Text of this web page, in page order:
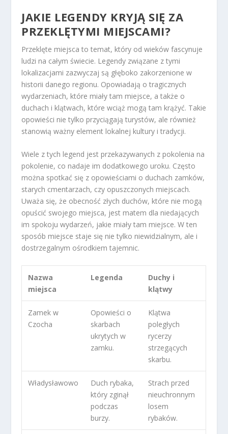
JAKIE LEGENDY KRYJĄ SIĘ ZA
PRZEKLĘTYMI MIEJSCAMI?
Przeklęte miejsca to temat, który od wieków fascynuje
ludzi na całym świecie. Legendy związane z tymi
lokalizacjami zazwyczaj są głęboko zakorzenione w
historii danego regionu. Opowiadają o tragicznych
wydarzeniach, które miały tam miejsce, a także o
duchach i klątwach, które wciąż mogą tam krążyć. Takie
opowieści nie tylko przyciągają turystów, ale również
stanowią ważny element lokalnej kultury i tradycji.
Wiele z tych legend jest przekazywanych z pokolenia na
pokolenie, co nadaje im dodatkowego uroku. Często
można spotkać się z opowieściami o duchach zamków,
starych cmentarzach, czy opuszczonych miejscach.
Uważa się, że obecność złych duchów, które nie mogą
opuścić swojego miejsca, jest matem dla niedających
im spokoju wydarzeń, jakie miały tam miejsce. W ten
sposób miejsce staje się nie tylko niewidzialnym, ale i
dostrzegalnym ośrodkiem tajemnic.
Nazwa
miejsca
Legenda
Duchy i
klątwy
Zamek w
Czocha
Opowieści o
skarbach
ukrytych w
zamku.
Klątwa
poległych
rycerzy
strzegących
skarbu.
Władysławowo
Duch rybaka,
który zginął
podczas
burzy.
Strach przed
nieuchronnym
losem
rybaków.